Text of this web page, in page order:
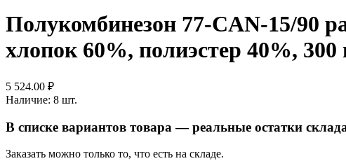
Полукомбинезон 77-CAN-15/90
хлопок 60%, полиэстер 40%, 300
5 524.00 ₽
Наличие: 8 шт.
В списке вариантов товара — реальные остатки
Заказать можно только то, что есть на складе.